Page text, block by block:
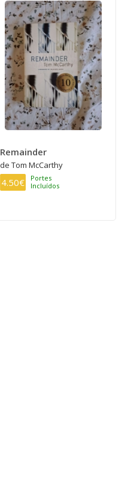
Remainder
de Tom McCarthy
4.50€
Portes
Incluídos